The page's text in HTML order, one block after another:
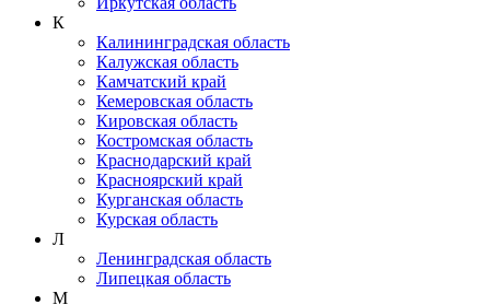
К
Калининградская область
Калужская область
Камчатский край
Кемеровская область
Кировская область
Костромская область
Краснодарский край
Красноярский край
Курганская область
Курская область
Л
Ленинградская область
Липецкая область
М